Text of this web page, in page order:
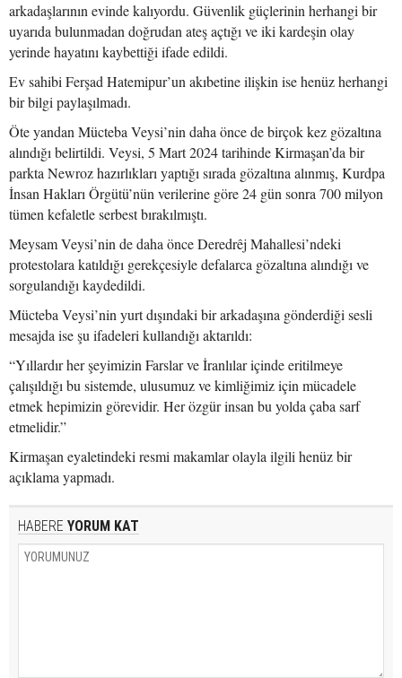
arkadaşlarının evinde kalıyordu. Güvenlik güçlerinin herhangi bir
uyarıda bulunmadan doğrudan ateş açtığı ve iki kardeşin olay
yerinde hayatını kaybettiği ifade edildi.
Ev sahibi Ferşad Hatemipur’un akıbetine ilişkin ise henüz herhangi
bir bilgi paylaşılmadı.
Öte yandan Mücteba Veysi’nin daha önce de birçok kez gözaltına
alındığı belirtildi. Veysi, 5 Mart 2024 tarihinde Kirmaşan’da bir
parkta Newroz hazırlıkları yaptığı sırada gözaltına alınmış, Kurdpa
İnsan Hakları Örgütü’nün verilerine göre 24 gün sonra 700 milyon
tümen kefaletle serbest bırakılmıştı.
Meysam Veysi’nin de daha önce Deredrêj Mahallesi’ndeki
protestolara katıldığı gerekçesiyle defalarca gözaltına alındığı ve
sorgulandığı kaydedildi.
Mücteba Veysi’nin yurt dışındaki bir arkadaşına gönderdiği sesli
mesajda ise şu ifadeleri kullandığı aktarıldı:
“Yıllardır her şeyimizin Farslar ve İranlılar içinde eritilmeye
çalışıldığı bu sistemde, ulusumuz ve kimliğimiz için mücadele
etmek hepimizin görevidir. Her özgür insan bu yolda çaba sarf
etmelidir.”
Kirmaşan eyaletindeki resmi makamlar olayla ilgili henüz bir
açıklama yapmadı.
HABERE YORUM KAT